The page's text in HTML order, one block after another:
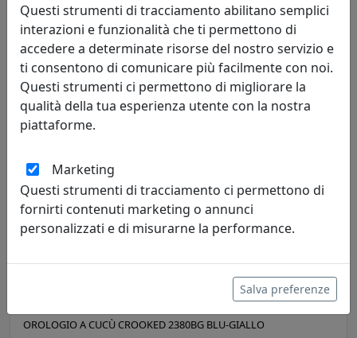
OROLOGIO A CUCÙ CROOKED 2380AR ARANCIO-ROSSO
Progetti
606,00 €
OROLOGIO A CUCÙ CROOKED 2380BG BLU-GIALLO
Questi strumenti di tracciamento abilitano semplici
interazioni e funzionalità che ti permettono di
accedere a determinate risorse del nostro servizio e
ti consentono di comunicare più facilmente con noi.
Questi strumenti ci permettono di migliorare la
qualità della tua esperienza utente con la nostra
piattaforme.
Marketing
Questi strumenti di tracciamento ci permettono di
fornirti contenuti marketing o annunci
personalizzati e di misurarne la performance.
Salva preferenze